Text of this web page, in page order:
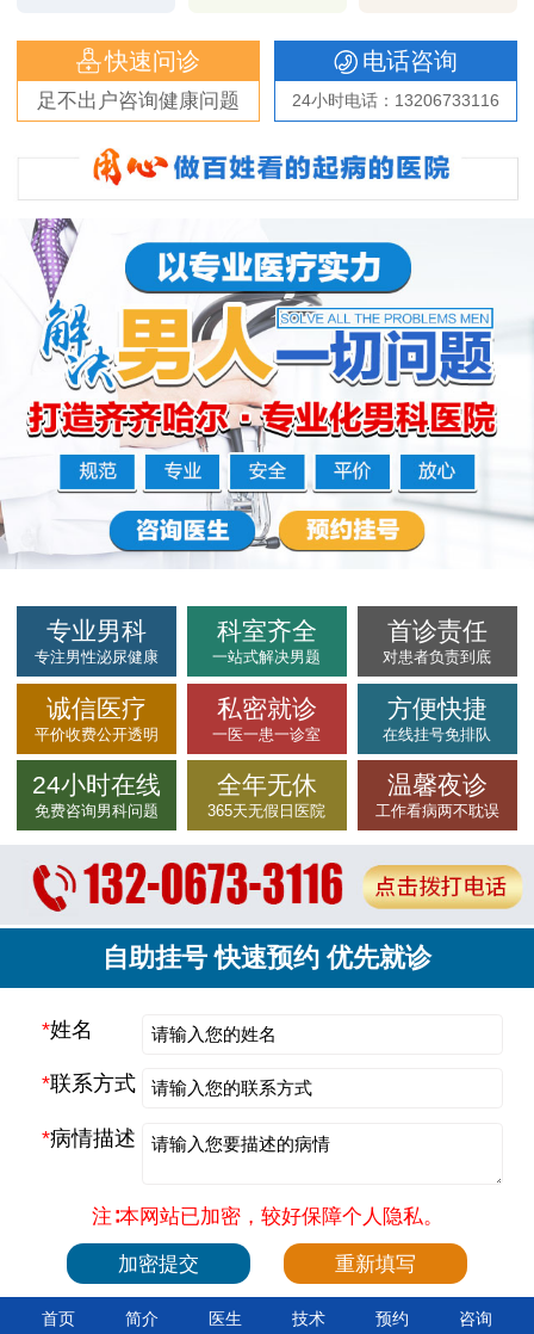
快速问诊
足不出户咨询健康问题
电话咨询
24小时电话：13206733116
专业男科
专注男性泌尿健康
科室齐全
一站式解决男题
首诊责任
对患者负责到底
诚信医疗
平价收费公开透明
私密就诊
一医一患一诊室
方便快捷
在线挂号免排队
24小时在线
免费咨询男科问题
全年无休
365天无假日医院
温馨夜诊
工作看病两不耽误
自助挂号 快速预约 优先就诊
*姓名
*联系方式
*病情描述
注∶本网站已加密，较好保障个人隐私。
首页 简介 医生 技术 预约 咨询